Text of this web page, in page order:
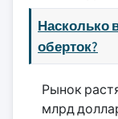
Насколько
оберток?
Рынок
млрд